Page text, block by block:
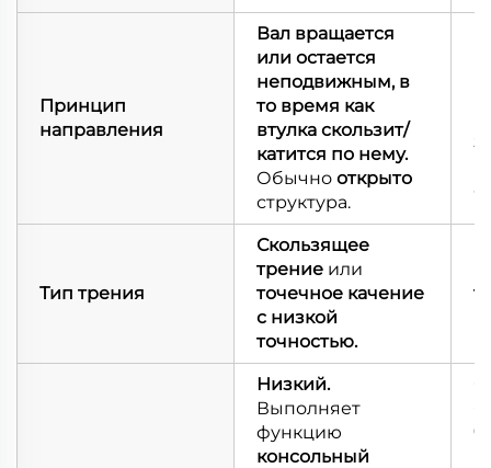
Принцип
направления
Вал вращается
или остается
неподвижным, в
то время как
втулка скользит/
катится по нему.
Обычно открыто
структура.
Тип трения
Скользящее
трение или
точечное качение
с низкой
точностью.
Низкий.
Выполняет
функцию
консольный